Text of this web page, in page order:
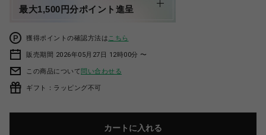
最大1,500円分ポイント進呈
獲得ポイントの確認方法は こちら
販売期間 2026年05月27日 12時00分 〜
この商品について問い合わせる
ギフト：ラッピング不可
カートに入れる